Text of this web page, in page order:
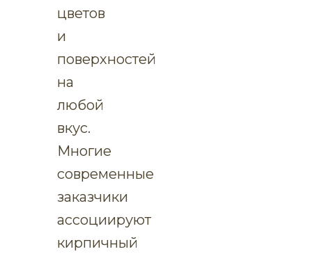
цветов
и
поверхностей
на
любой
вкус.
Многие
современные
заказчики
ассоциируют
кирпичный